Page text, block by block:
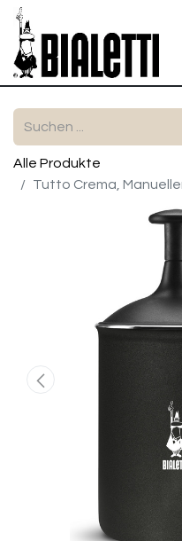
Alle Produkte
Tutto Crema,